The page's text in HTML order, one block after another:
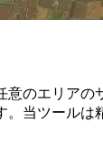
のエリア
当ツールは